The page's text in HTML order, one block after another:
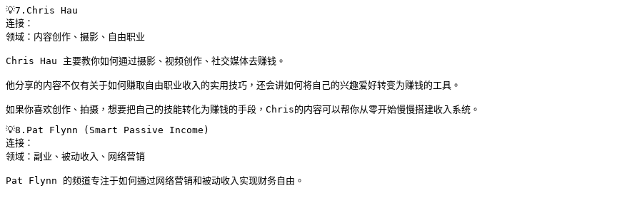
💡7.Chris Hau
连接：
领域：内容创作、摄影、自由职业
Chris Hau 主要教你如何通过摄影、视频创作、社交媒体去赚钱。
他分享的内容不仅有关于如何赚取自由职业收入的实用技巧，还会讲如何将自己的兴趣爱好转变为赚钱的工具。
如果你喜欢创作、拍摄，想要把自己的技能转化为赚钱的手段，Chris的内容可以帮你从零开始慢慢搭建收入系统。
💡8.Pat Flynn (Smart Passive Income)
连接：
领域：副业、被动收入、网络营销
Pat Flynn 的频道专注于如何通过网络营销和被动收入实现财务自由。